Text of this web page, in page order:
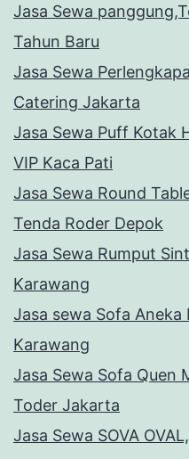
Jasa Sewa
Tahun Baru
Jasa Sewa
Catering Jakarta
Jasa Sewa Puff Kotak
VIP Kaca Pati
Jasa Sewa Round
Tenda Roder Depok
Jasa Sewa Rumput
Karawang
Jasa sewa Sofa
Karawang
Jasa Sewa Sofa Quen
Toder Jakarta
Jasa Sewa SOVA